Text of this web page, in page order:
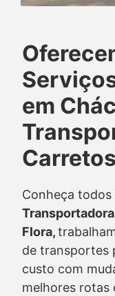
em
Conheça
Flora,
de transportes
custo com
melhores rotas